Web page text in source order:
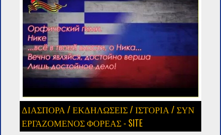
ΔΙΑΣΠΟΡΑ /ΕΚΔΗΛΩΣΕΙΣ/ΙΣΤΟΡΙΑ /ΣΥΝ
ΕΡΓΑΖΌΜΕΝΟΣ ΦΟΡΈΑΣ - SITE